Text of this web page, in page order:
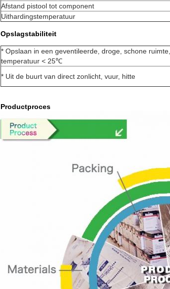
Afstand pistool tot component
Uithardingstemperatuur
Opslagstabiliteit
* Opslaan in een geventileerde, droge, schone ruimte,
temperatuur < 25℃
* Uit de buurt van direct zonlicht, vuur, hitte
Productproces